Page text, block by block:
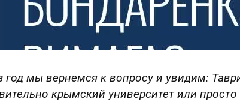
год мы вернемся к вопросу и увидим:
крымский университет или